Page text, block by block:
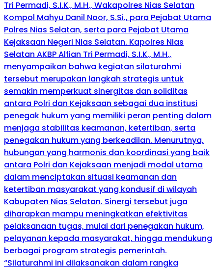
Tri Permadi, S.I.K., M.H., Wakapolres Nias Selatan
Kompol Mahyu Danil Noor, S.Si., para Pejabat Utama
Polres Nias Selatan, serta para Pejabat Utama
Kejaksaan Negeri Nias Selatan. Kapolres Nias
Selatan AKBP Alfian Tri Permadi, S.I.K., M.H.,
menyampaikan bahwa kegiatan silaturahmi
tersebut merupakan langkah strategis untuk
semakin memperkuat sinergitas dan soliditas
antara Polri dan Kejaksaan sebagai dua institusi
penegak hukum yang memiliki peran penting dalam
menjaga stabilitas keamanan, ketertiban, serta
penegakan hukum yang berkeadilan. Menurutnya,
hubungan yang harmonis dan koordinasi yang baik
antara Polri dan Kejaksaan menjadi modal utama
dalam menciptakan situasi keamanan dan
ketertiban masyarakat yang kondusif di wilayah
Kabupaten Nias Selatan. Sinergi tersebut juga
diharapkan mampu meningkatkan efektivitas
pelaksanaan tugas, mulai dari penegakan hukum,
pelayanan kepada masyarakat, hingga mendukung
berbagai program strategis pemerintah.
“Silaturahmi ini dilaksanakan dalam rangka